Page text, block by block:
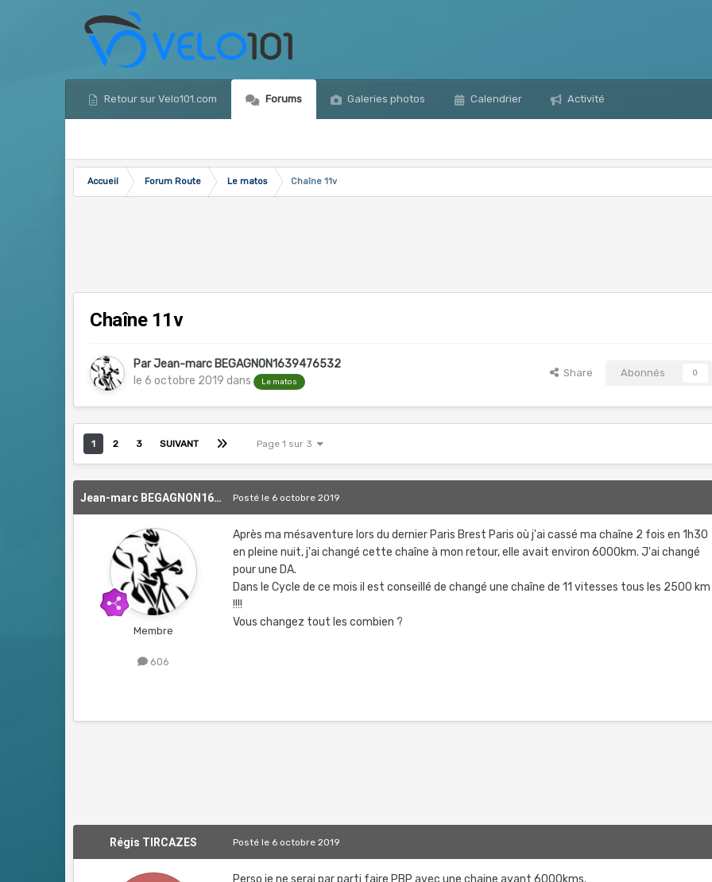
Retour sur Velo101.com Forums Galeries photos Calendrier Activité
Accueil Forum Route Le matos Chaîne 11v
Chaîne 11v
ParJean-marc BEGAGNON1639476532
le 6 octobre 2019 dans Le matos
Share Abonnés 0
1 2 3 SUIVANT Page 1 sur 3
Jean-marc BEGAGNON1639476532
Membre
606
Postéle 6 octobre 2019
Après ma mésaventure lors du dernier Paris Brest Paris où j'ai cassé ma chaîne 2 fois en 1h30
en pleine nuit, j'ai changé cette chaîne à mon retour, elle avait environ 6000km. J'ai changé
pour une DA.
Dans le Cycle de ce mois il est conseillé de changé une chaîne de 11 vitesses tous les 2500 km
!!!!
Vous changez tout les combien ?
Régis TIRCAZES Postéle 6 octobre 2019
Perso je ne serai par parti faire PBP avec une chaine ayant 6000kms.